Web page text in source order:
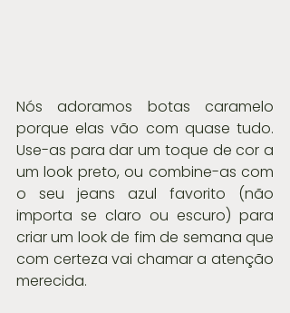
Nós adoramos botas caramelo
porque elas vão com quase tudo.
Use-as para dar um toque de cor a
um look preto, ou combine-as com
o seu jeans azul favorito (não
importa se claro ou escuro) para
criar um look de fim de semana que
com certeza vai chamar a atenção
merecida.